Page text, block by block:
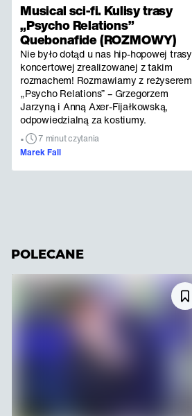
Musical sci-fi. Kulisy trasy
„Psycho Relations”
Quebonafide (ROZMOWY)
Nie było dotąd u nas hip-hopowej trasy
koncertowej zrealizowanej z takim
rozmachem! Rozmawiamy z reżyserem
„Psycho Relations” – Grzegorzem
Jarzyną i Anną Axer-Fijałkowską,
odpowiedzialną za kostiumy.
•
7 minut czytania
Marek Fall
POLECANE